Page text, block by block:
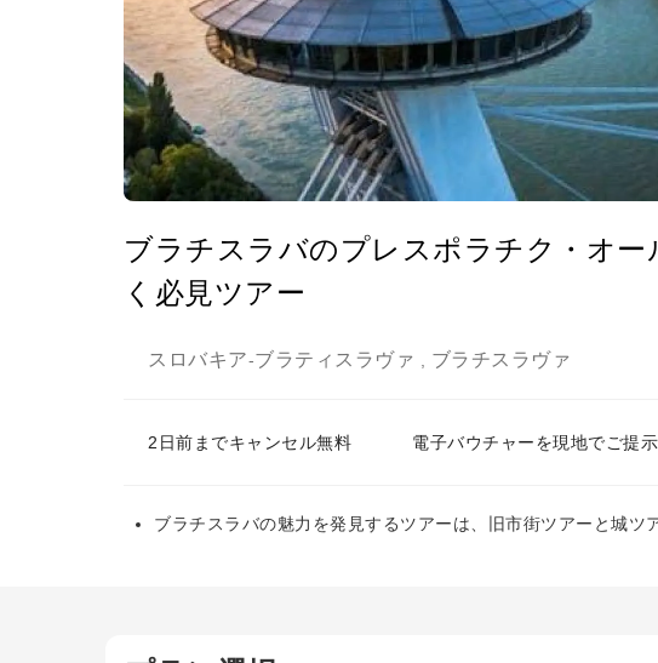
ブラチスラバのプレスポラチク・オ
く必見ツアー
スロバキア-ブラティスラヴァ ブラチスラヴァ
2日前までキャンセル無料 電子バウチャーを現地でご提
ブラチスラバの魅力を発見するツアーは、旧市街ツアーと城ツ